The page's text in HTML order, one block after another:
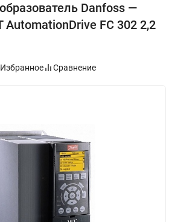
Danfoss —
AutomationDrive FC 302 2,2
Избранное Сравнение